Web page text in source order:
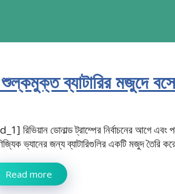
শুল্কমুক্ত ব্যাটারির মজুদে
রিভিয়ান ডোনাল্ড ট্রাম্পের নির্বাচনের আগে
ভ্যানের জন্য ব্যাটারিগুলির একটি মজুদ তৈরি
Read more